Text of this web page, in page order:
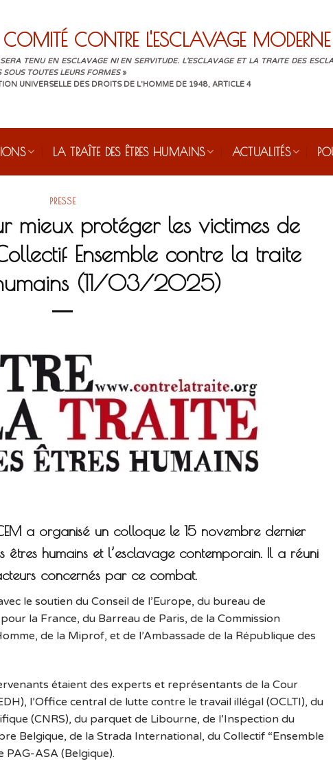
COMITÉ CONTRE L'ESCLAVAGE MODERNE
TENU EN ESCLAVAGE NI EN SERVITUDE. L'ESCLAVAGE ET LA TRAITE DES
SOUS TOUTES LEURS FORMES »
UNIVERSELLE DES DROITS DE L'HOMME DE 1948, ARTICLE 4
LA TRAÎTE DES ÊTRES HUMAINS ACTUALITÉS
PRESSE
mieux protéger les victimes de
Ensemble contre la traite
(11/03/2025)
a organisé un colloque le 15 novembre dernier
humains et l’esclavage contemporain. Il a réuni
concernés par ce combat.
le soutien du Conseil de l’Europe, du bureau de
la France, du Barreau de Paris, de la Commission
de la Miprof, et de l’Ambassade de la République des
étaient des experts et représentants de la Cour
l’Office central de lutte contre le travail illégal (OCLTI), du
(CNRS), du parquet de Libourne, de l’Inspection du
Belgique, de la Strada International, du Collectif “Ensemble
ASA (Belgique).